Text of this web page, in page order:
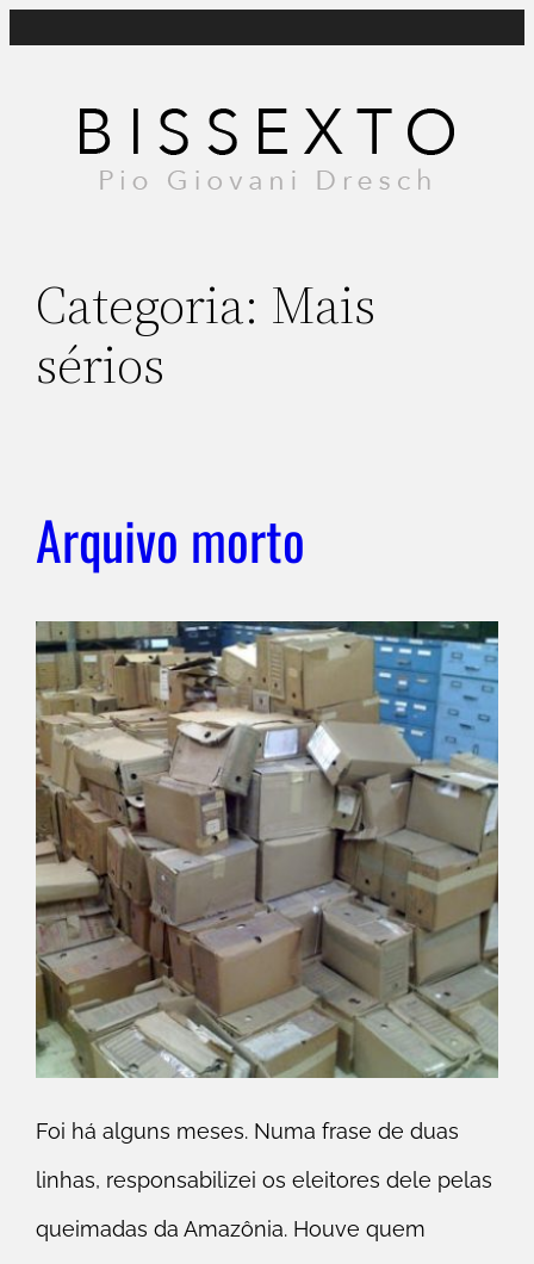
conteúdo
Categoria: Mais
sérios
Arquivo morto
Foi há alguns meses. Numa frase de duas
linhas, responsabilizei os eleitores dele pelas
queimadas da Amazônia. Houve quem